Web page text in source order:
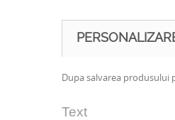
Dupa salvarea produsului
Text